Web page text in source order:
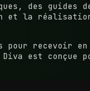
des guides
et la
pour recevoir
est conçue